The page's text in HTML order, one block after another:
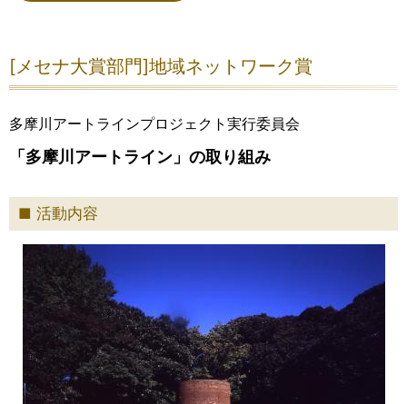
[メセナ大賞部門]地域ネットワーク賞
多摩川アートラインプロジェクト実行委員会
「多摩川アートライン」の取り組み
活動内容